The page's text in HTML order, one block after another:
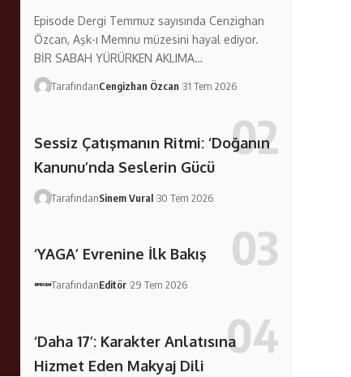
Episode Dergi Temmuz sayısında Cenzighan
Özcan, Aşk-ı Memnu müzesini hayal ediyor.
BİR SABAH YÜRÜRKEN AKLIMA…
TarafındanCengizhan Özcan 31 Tem 2026
Sessiz Çatışmanın Ritmi: ‘Doğanın
Kanunu’nda Seslerin Gücü
TarafındanSinem Vural 30 Tem 2026
‘YAGA’ Evrenine İlk Bakış
TarafındanEditör 29 Tem 2026
‘Daha 17’: Karakter Anlatısına
Hizmet Eden Makyaj Dili